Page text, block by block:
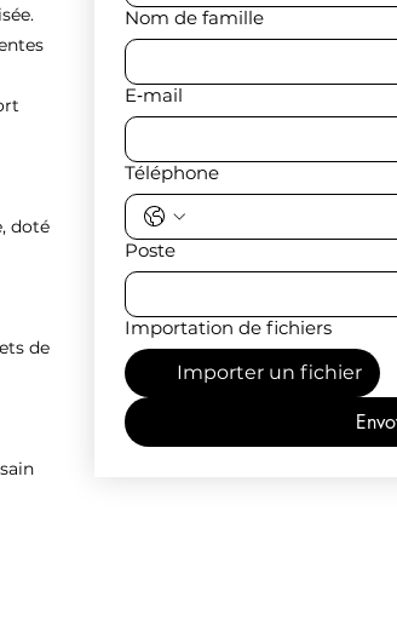
doté
de
Nom de famille
E‑mail
Téléphone
Poste
Importation de fichiers
Importer un fichier